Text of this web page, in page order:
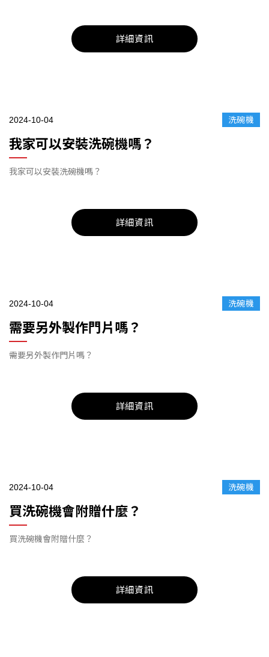
詳細資訊
2024-10-04 洗碗機
我家可以安裝洗碗機嗎？
我家可以安裝洗碗機嗎？
詳細資訊
2024-10-04 洗碗機
需要另外製作門片嗎？
需要另外製作門片嗎？
詳細資訊
2024-10-04 洗碗機
買洗碗機會附贈什麼？
買洗碗機會附贈什麼？
詳細資訊